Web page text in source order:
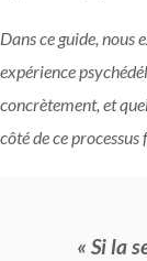
Dans ce guide, nous
expérience
concrètement, et
côté de ce
« Si la